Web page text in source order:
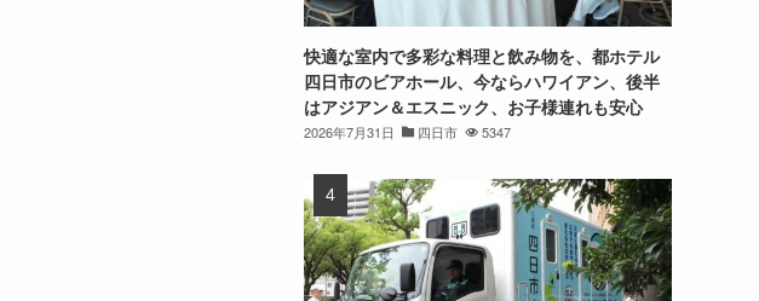
快適な室内で多彩な料理と飲み物を、都ホテル
四日市のビアホール、今ならハワイアン、後半
はアジアン＆エスニック、お子様連れも安心
2026年7月31日 四日市 5347